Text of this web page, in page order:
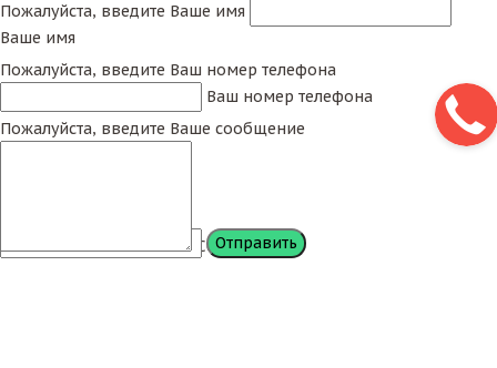
Пожалуйста, введите Ваше имя
Ваше имя
Пожалуйста, введите Ваш номер телефона
Ваш номер телефона
Пожалуйста, введите Ваше сообщение
Сообщение